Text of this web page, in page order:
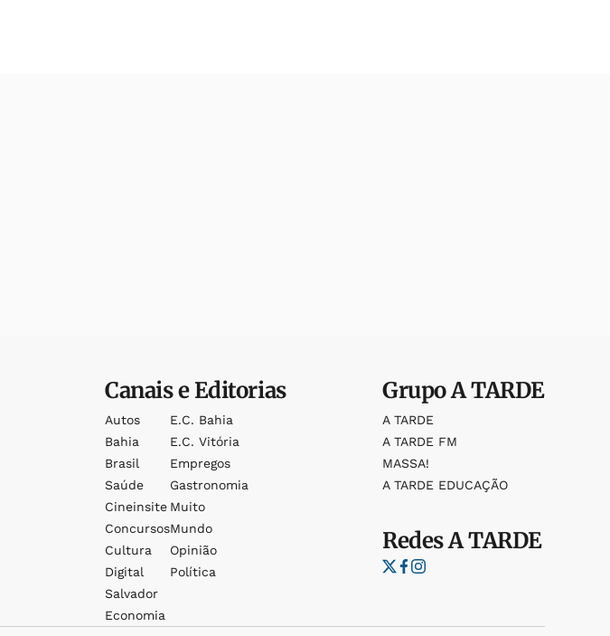
Canais e Editorias
Autos
Bahia
Brasil
Saúde
Cineinsite
Concursos
Cultura
Digital
Salvador
Economia
E.c. Bahia
E.c. Vitória
Empregos
Gastronomia
Muito
Mundo
Opinião
Política
GrupoA TARDE
A TARDE
A TARDE FM
MASSA!
A TARDE EDUCAÇÃO
RedesA TARDE